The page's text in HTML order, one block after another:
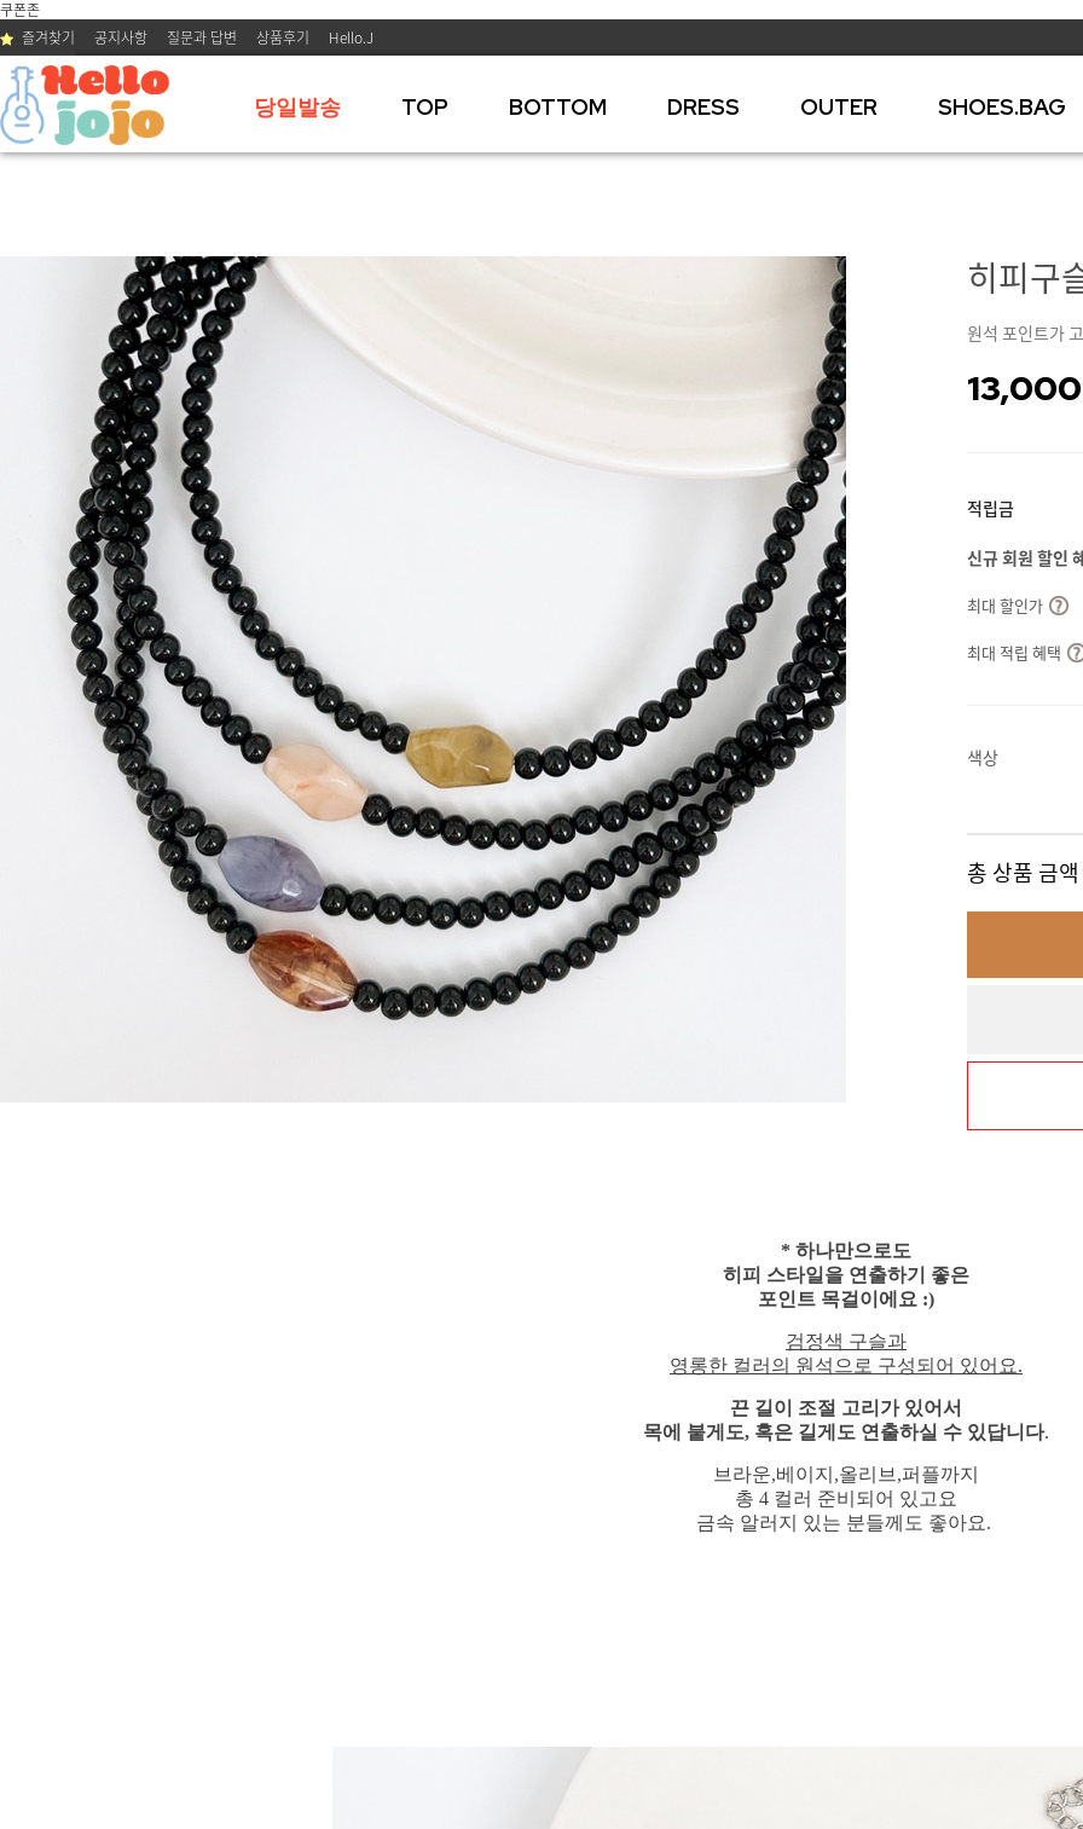
쿠폰존
즐겨찾기
공지사항 질문과 답변 상품후기 Hello.J
당일발송 TOP BOTTOM DRESS OUTER SHOES.BAG
히피구
원석 포인트가
13,000
적립금
신규 회원 할인
최대 할인가
최대 적립 혜택
색상
총 상품 금액
* 하나만으로도
히피 스타일을 연출하기 좋은
포인트 목걸이에요 :)
검정색 구슬과
영롱한 컬러의 원석으로 구성되어 있어요.
끈 길이 조절 고리가 있어서
목에 붙게도, 혹은 길게도 연출하실 수 있답니다.
브라운,베이지,올리브,퍼플까지
총 4 컬러 준비되어 있고요
금속 알러지 있는 분들께도 좋아요.